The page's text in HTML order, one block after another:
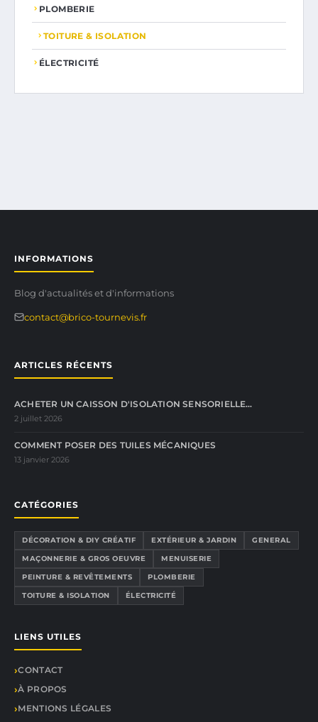
PLOMBERIE
TOITURE & ISOLATION
ÉLECTRICITÉ
INFORMATIONS
Blog d'actualités et d'informations
contact@brico-tournevis.fr
ARTICLES RÉCENTS
ACHETER UN CAISSON D'ISOLATION SENSORIELLE…
2 juillet 2026
COMMENT POSER DES TUILES MÉCANIQUES
13 janvier 2026
CATÉGORIES
DÉCORATION & DIY CRÉATIF EXTÉRIEUR & JARDIN
GENERAL
MAÇONNERIE & GROS OEUVRE
MENUISERIE
PEINTURE & REVÊTEMENTS
PLOMBERIE
TOITURE & ISOLATION
ÉLECTRICITÉ
LIENS UTILES
CONTACT
À PROPOS
MENTIONS LÉGALES